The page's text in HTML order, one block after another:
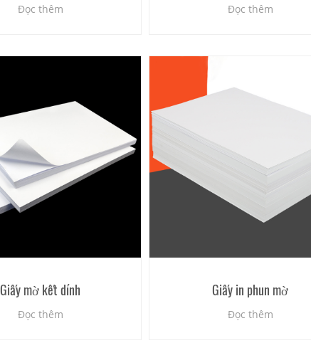
Đọc thêm Đọc thêm
Giấy mờ kết dính
Đọc thêm
Giấy in phun mờ
Đọc thêm